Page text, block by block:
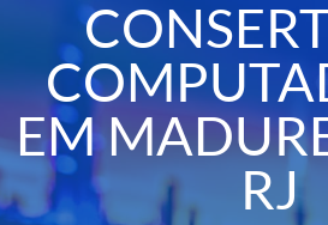
EM
RJ